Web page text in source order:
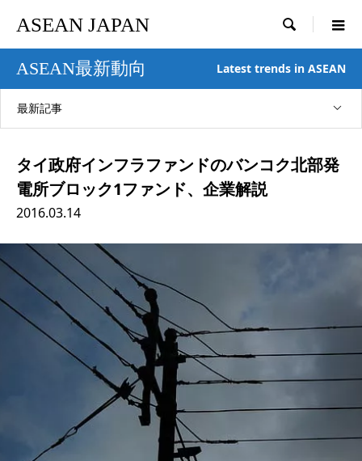
ASEAN JAPAN 
ASEAN最新動向 Latest trends in ASEAN
最新記事
タイ政府インフラファンドのバンコク北部発
電所ブロック1ファンド、企業解説
2016.03.14